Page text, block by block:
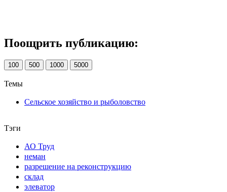
Поощрить публикацию:
100 500 1000 5000
Темы
Сельское хозяйство и рыболовство
Тэги
АО Труд
неман
разрешение на реконструкцию
склад
элеватор